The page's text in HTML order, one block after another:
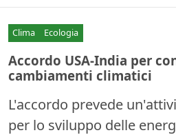
Clima Ecologia
Accordo USA-India per
cambiamenti climatici
L'accordo prevede
per lo sviluppo delle